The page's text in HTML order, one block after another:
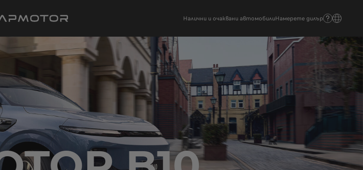
Налични и очаквани автомобилиНамерете дилър